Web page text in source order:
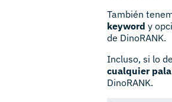
También
keyword y
de DinoRANK.
Incluso, si lo
cualquier
DinoRANK.